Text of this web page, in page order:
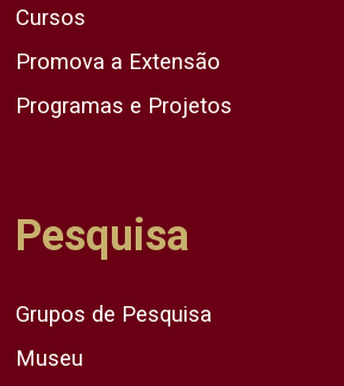
Cursos
Promova a Extensão
Programas e Projetos
Pesquisa
Grupos de Pesquisa
Museu